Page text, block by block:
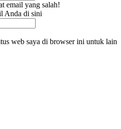
email yang salah!
Anda di sini
web saya di browser ini untuk lain